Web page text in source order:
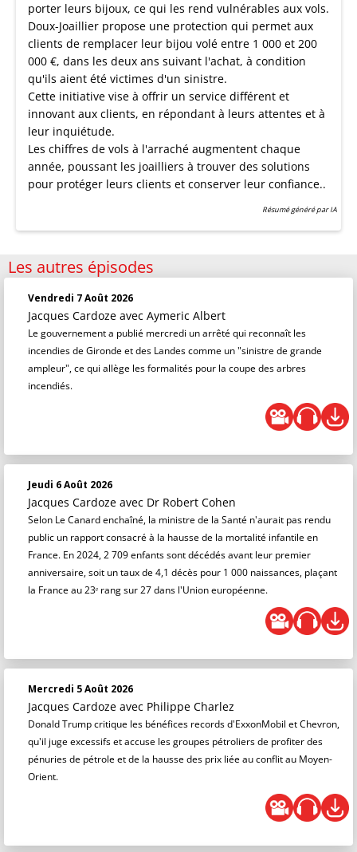
porter leurs bijoux, ce qui les rend vulnérables aux vols.
Doux-Joaillier propose une protection qui permet aux
clients de remplacer leur bijou volé entre 1 000 et 200
000 €, dans les deux ans suivant l'achat, à condition
qu'ils aient été victimes d'un sinistre.
Cette initiative vise à offrir un service différent et
innovant aux clients, en répondant à leurs attentes et à
leur inquiétude.
Les chiffres de vols à l'arraché augmentent chaque
année, poussant les joailliers à trouver des solutions
pour protéger leurs clients et conserver leur confiance..
Résumé généré par IA
Les autres épisodes
Vendredi 7 Août 2026
Jacques Cardoze avec Aymeric Albert
Le gouvernement a publié mercredi un arrêté qui reconnaît les
incendies de Gironde et des Landes comme un "sinistre de grande
ampleur", ce qui allège les formalités pour la coupe des arbres
incendiés.
Jeudi 6 Août 2026
Jacques Cardoze avec Dr Robert Cohen
Selon Le Canard enchaîné, la ministre de la Santé n'aurait pas rendu
public un rapport consacré à la hausse de la mortalité infantile en
France. En 2024, 2 709 enfants sont décédés avant leur premier
anniversaire, soit un taux de 4,1 décès pour 1 000 naissances, plaçant
la France au 23ᵉ rang sur 27 dans l'Union européenne.
Mercredi 5 Août 2026
Jacques Cardoze avec Philippe Charlez
Donald Trump critique les bénéfices records d'ExxonMobil et Chevron,
qu'il juge excessifs et accuse les groupes pétroliers de profiter des
pénuries de pétrole et de la hausse des prix liée au conflit au Moyen-
Orient.